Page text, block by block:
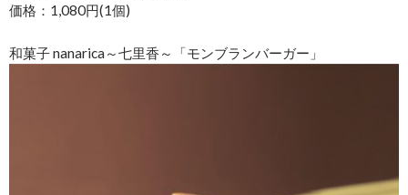
価格：1,080円(1個)
和菓子 nanarica～七里香～「モンブランバーガー」